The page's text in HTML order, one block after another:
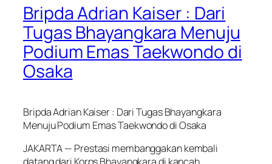
Bripda Adrian Kaiser : Dari
Tugas Bhayangkara Menuju
Podium Emas Taekwondo di
Osaka
Bripda Adrian Kaiser : Dari Tugas Bhayangkara
Menuju Podium Emas Taekwondo di Osaka
JAKARTA — Prestasi membanggakan kembali